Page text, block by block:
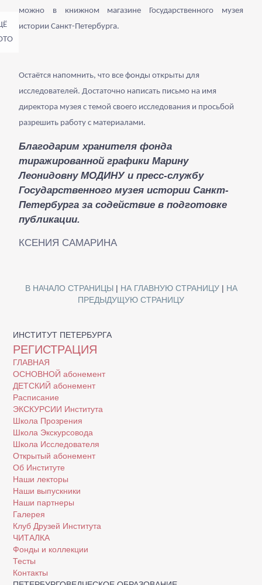
можно в книжном магазине Государственного музея
истории Санкт-Петербурга.
Остаётся напомнить, что все фонды открыты для
исследователей. Достаточно написать письмо на имя
директора музея с темой своего исследования и просьбой
разрешить работу с материалами.
Благодарим хранителя фонда
тиражированной графики Марину
Леонидовну МОДИНУ и пресс-службу
Государственного музея истории Санкт-
Петербурга за содействие в подготовке
публикации.
КСЕНИЯ САМАРИНА
В НАЧАЛО СТРАНИЦЫ| НА ГЛАВНУЮ СТРАНИЦУ| НА
ПРЕДЫДУЩУЮ СТРАНИЦУ
ИНСТИТУТ ПЕТЕРБУРГА
РЕГИСТРАЦИЯ
ГЛАВНАЯ
ОСНОВНОЙ абонемент
ДЕТСКИЙ абонемент
Расписание
ЭКСКУРСИИ Института
Школа Прозрения
Школа Экскурсовода
Школа Исследователя
Открытый абонемент
Об Институте
Наши лекторы
Наши выпускники
Наши партнеры
Галерея
Клуб Друзей Института
ЧИТАЛКА
Фонды и коллекции
Тесты
Контакты